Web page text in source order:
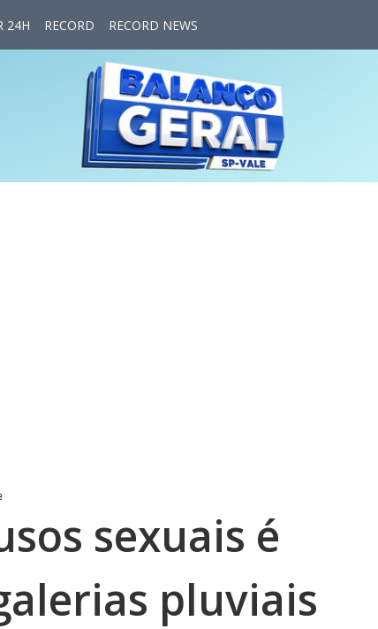
24H RECORD RECORD NEWS
sexuais é
pluviais